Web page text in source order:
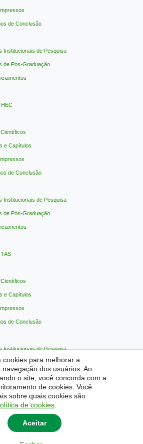
cookies para melhorar a
dos usuários. Ao
o site, você concorda com a
de cookies. Você
sobre quais cookies são
de cookies
Aceitar
de Conclusão
Institucionais de Pesquisa
de Pós-Graduação
HEC
e Capítulos
de Conclusão
Institucionais de Pesquisa
de Pós-Graduação
e Capítulos
de Conclusão
Institucionais de Pesquisa
de Pós-Graduação
Significados em Ciências